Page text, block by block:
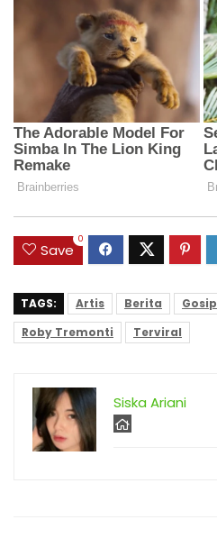
Save
0
TAGS: Artis Berita Gosip
Roby Tremonti
Terviral
Siska Ariani